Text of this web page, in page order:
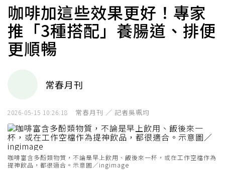
咖啡加這些效果更好！專家
推「3種搭配」養腸道、排便
更順暢
常春月刊
2026-05-15 10:26:18 常春月刊 ／ 記者吳珮均
咖啡富含多酚類物質，不論是早上飲用、飯後來一杯，或在工作空檔作為
提神飲品，都很適合。示意圖／ingimage